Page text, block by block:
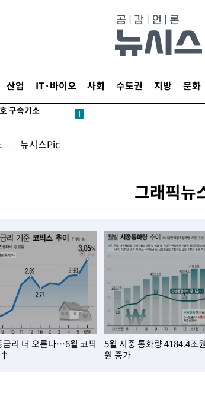
산업 IT·바이오 사회 수도권 지방 문화
3년
1850명 사망
라피뇨"-- CDC
망 관련 압수수색
개장
개장
명 부상, 3명은 중
'
케슘섬에서 두차
관세, 120일 후
무역총액
뉴시스Pic
그래픽뉴
금리 더 오른다…6월 코픽
5월 시중 통화량 4184.4조
원 증가